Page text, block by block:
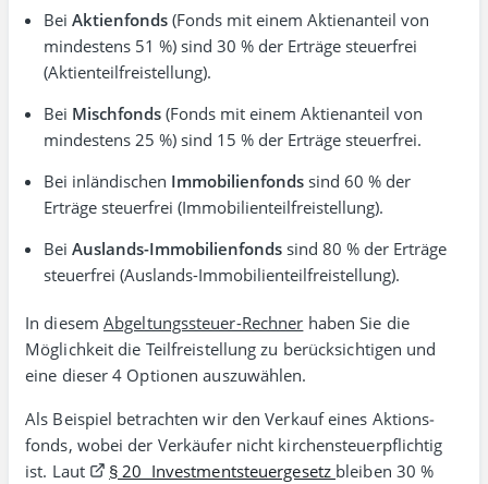
Bei Aktienfonds (Fonds mit einem Aktien­anteil von
mindestens 51 %) sind 30 % der Erträge steuer­frei
(Aktien­teil­freistellung).
Bei Mischfonds (Fonds mit einem Aktien­anteil von
mindestens 25 %) sind 15 % der Erträge steuer­frei.
Bei inländischen Immobilienfonds sind 60 % der
Erträge steuer­frei (Immobilien­teil­freistellung).
Bei Auslands-Immobilienfonds sind 80 % der Erträge
steuer­frei (Auslands-Immobilien­teil­freistellung).
In diesem Abgeltungssteuer-Rechner haben Sie die
Möglich­keit die Teil­frei­stellung zu berücksichtigen und
eine dieser 4 Optionen auszuwählen.
Als Beispiel betrachten wir den Verkauf eines Aktions­
fonds, wobei der Verkäufer nicht kirchen­steuer­pflichtig
ist. Laut
§ 20 Invest­ment­steuer­gesetz bleiben 30 %